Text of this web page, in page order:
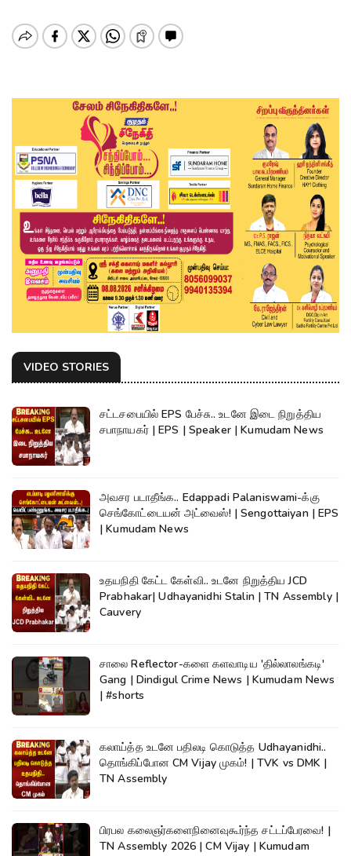
VIDEO STORIES
சட்டசபையில் EPS பேச்சு.. உடனே இடை நிறுத்திய
சபாநாயகர் | EPS | Speaker | Kumudam News
அவசர படாதீங்க.. Edappadi Palaniswami-க்கு
செங்கோட்டையன் அட்வைஸ்! | Sengottaiyan | EPS
| Kumudam News
உதயநிதி கேட்ட கேள்வி.. உடனே நிறுத்திய JCD
Prabhakar| Udhayanidhi Stalin | TN Assembly |
Cauvery
சாலை Reflector-களை களவாடிய 'தில்லாலங்கடி'
Gang | Dindigul Crime News | Kumudam News
| #shorts
கலாய்த்த உடனே பதிலடி கொடுத்த Udhayanidhi..
தொங்கிப்போன CM Vijay முகம்! | TVK vs DMK |
TN Assembly
பிரபல கலைஞர்களைநினைவுகூர்ந்த சட்டப்பேரவை! |
TN Assembly 2026 | CM Vijay | Kumudam